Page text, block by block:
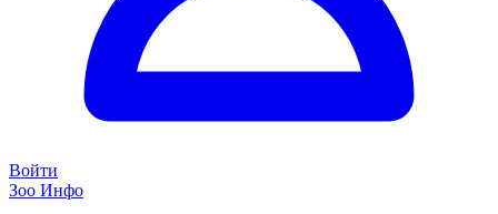
Войти
Зоо Инфо